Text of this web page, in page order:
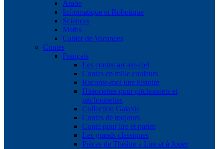
Arabe
Informatique et Robotique
Sciences
Maths
Cahier de Vacances
Contes
Français
Les contes arc-en-ciel
Contes en mille couleurs
Raconte-moi une histoire
Historiettes pour pitchounets et
pitchounettes
Collection Galaxie
Contes de toujours
Conte pour lire et parler
Les grands classiques
Pièces de Théâtre à Lire et à Jouer